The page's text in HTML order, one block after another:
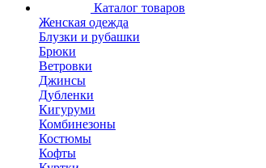
Каталог товаров
Женская одежда
Блузки и рубашки
Брюки
Ветровки
Джинсы
Дубленки
Кигуруми
Комбинезоны
Костюмы
Кофты